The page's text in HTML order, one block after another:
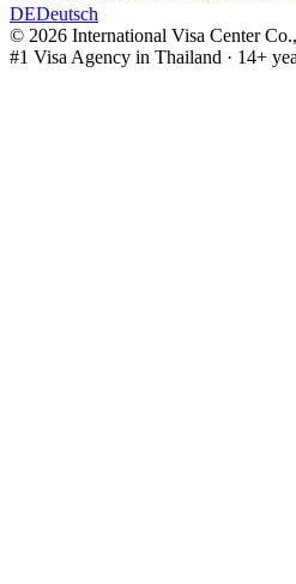
DEDeutsch
© 2026 International Visa Center
#1 Visa Agency in Thailand · 14+